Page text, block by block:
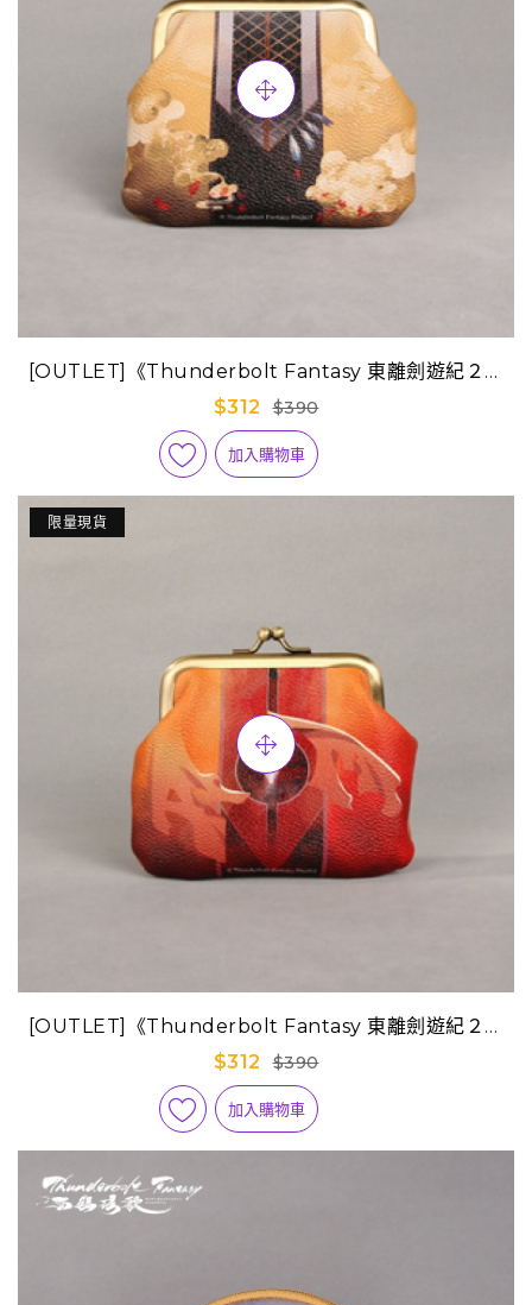
[OUTLET]《Thunderbolt Fantasy 東離劍遊紀２》
口金零錢包-殤不患(意象)
$312 $390
加入購物車
限量現貨
[OUTLET]《Thunderbolt Fantasy 東離劍遊紀２》
口金零錢包-浪巫謠(意象)
$312 $390
加入購物車